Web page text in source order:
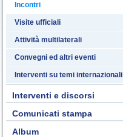
Incontri
Visite ufficiali
Attività multilaterali
Convegni ed altri eventi
Interventi su temi internazionali
Interventi e discorsi
Comunicati stampa
Album